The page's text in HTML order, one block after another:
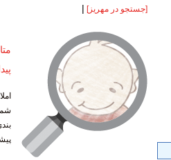
[جستجو در مهریز] |